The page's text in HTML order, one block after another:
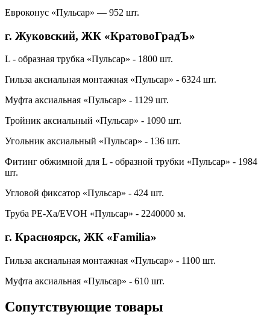
Евроконус «Пульсар» — 952 шт.
г. Жуковский, ЖК «КратовоГрадЪ»
L - образная трубка «Пульсар» - 1800 шт.
Гильза аксиальная монтажная «Пульсар» - 6324 шт.
Муфта аксиальная «Пульсар» - 1129 шт.
Тройник аксиальный «Пульсар» - 1090 шт.
Угольник акcиальный «Пульсар» - 136 шт.
Фитинг обжимной для L - образной трубки «Пульсар» - 1984
шт.
Угловой фиксатор «Пульсар» - 424 шт.
Труба PE-Xa/EVOH «Пульсар» - 2240000 м.
г. Красноярск, ЖК «Familia»
Гильза аксиальная монтажная «Пульсар» - 1100 шт.
Муфта аксиальная «Пульсар» - 610 шт.
Сопутствующие товары